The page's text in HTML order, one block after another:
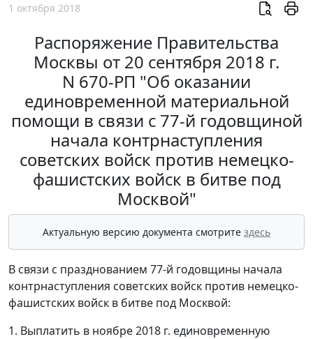
1 октября 2018
Распоряжение Правительства
Москвы от 20 сентября 2018 г.
N 670-РП "Об оказании
единовременной материальной
помощи в связи с 77-й годовщиной
начала контрнаступления
советских войск против немецко-
фашистских войск в битве под
Москвой"
Актуальную версию документа смотрите здесь
В связи с празднованием 77-й годовщины начала
контрнаступления советских войск против немецко-
фашистских войск в битве под Москвой:
1. Выплатить в ноябре 2018 г. единовременную